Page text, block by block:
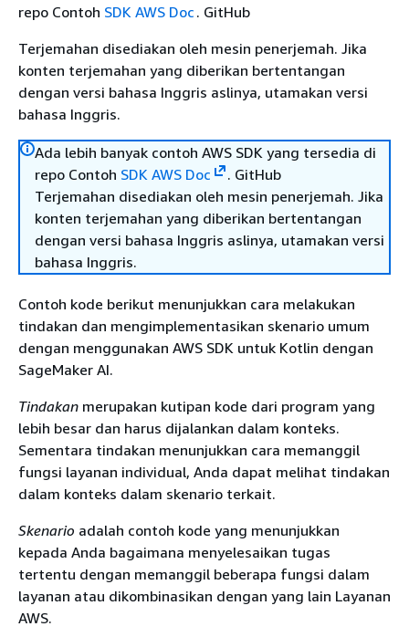
repo Contoh SDK AWS Doc . GitHub
Terjemahan disediakan oleh mesin penerjemah. Jika
konten terjemahan yang diberikan bertentangan
dengan versi bahasa Inggris aslinya, utamakan versi
bahasa Inggris.
Ada lebih banyak contoh AWS SDK yang tersedia di
repo Contoh SDK AWS Doc
. GitHub
Terjemahan disediakan oleh mesin penerjemah. Jika
konten terjemahan yang diberikan bertentangan
dengan versi bahasa Inggris aslinya, utamakan versi
bahasa Inggris.
Contoh kode berikut menunjukkan cara melakukan
tindakan dan mengimplementasikan skenario umum
dengan menggunakan AWS SDK untuk Kotlin dengan
SageMaker AI.
Tindakan merupakan kutipan kode dari program yang
lebih besar dan harus dijalankan dalam konteks.
Sementara tindakan menunjukkan cara memanggil
fungsi layanan individual, Anda dapat melihat tindakan
dalam konteks dalam skenario terkait.
Skenario adalah contoh kode yang menunjukkan
kepada Anda bagaimana menyelesaikan tugas
tertentu dengan memanggil beberapa fungsi dalam
layanan atau dikombinasikan dengan yang lain Layanan
AWS.